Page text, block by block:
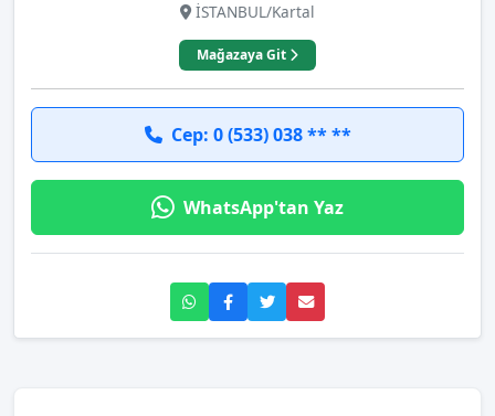
İSTANBUL/Kartal
Mağazaya Git
Cep: 0 (533) 038 ** **
WhatsApp'tan Yaz